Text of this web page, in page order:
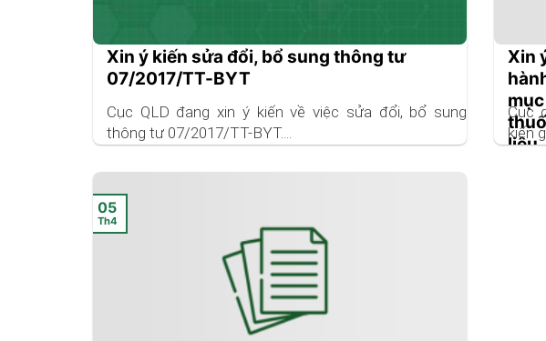
Xin ý kiến sửa đổi, bổ sung thông tư
07/2017/TT-BYT
Cục QLD đang xin ý kiến về việc sửa đổi, bổ sung
thông tư 07/2017/TT-BYT....
Xin
Cục
kiến
05
Th4